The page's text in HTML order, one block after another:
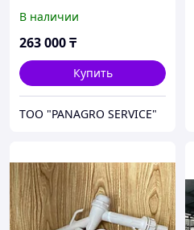
В наличии
263 000₸
Купить
ТОО "PANAGRO SERVICE"